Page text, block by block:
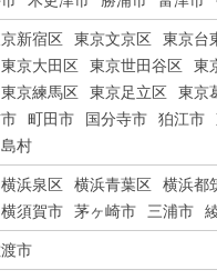
新宿区 東京文京区 東京台
東京大田区 東京世田谷区 東
東京練馬区 東京足立区 東京
町田市 国分寺市 狛江市
村
横浜泉区 横浜青葉区 横浜都
横須賀市 茅ヶ崎市 三浦市
市